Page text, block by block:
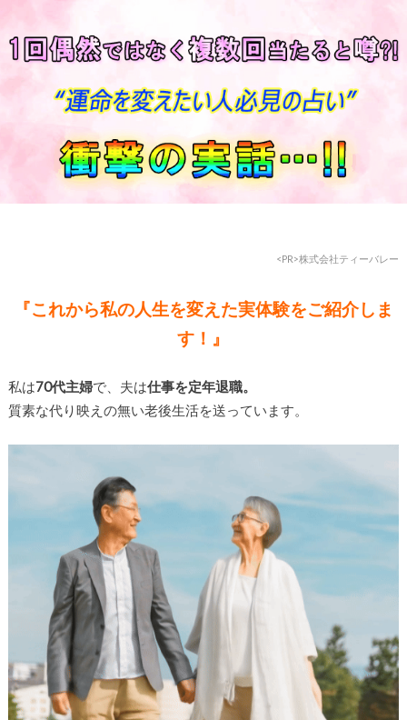
<PR>株式会社ティーバレー
『これから私の人生を変えた実体験をご紹介しま
す！』
私は70代主婦で、夫は仕事を定年退職。
質素な代り映えの無い老後生活を送っています。